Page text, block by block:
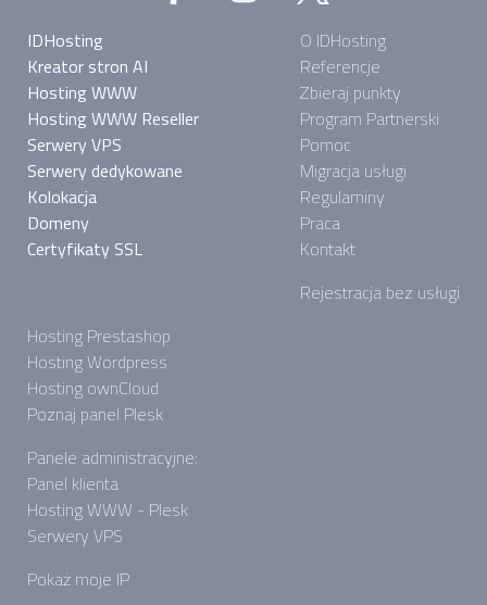
IDHosting
Kreator stron AI
Hosting WWW
Hosting WWW Reseller
Serwery VPS
Serwery dedykowane
Kolokacja
Domeny
Certyfikaty SSL
O IDHosting
Referencje
Zbieraj punkty
Program Partnerski
Pomoc
Migracja usługi
Regulaminy
Praca
Kontakt
Rejestracja bez usługi
Hosting Prestashop
Hosting Wordpress
Hosting ownCloud
Poznaj panel Plesk
Panele administracyjne:
Panel klienta
Hosting WWW - Plesk
Serwery VPS
Pokaż moje IP